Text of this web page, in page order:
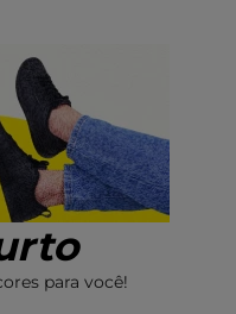
para você!
6º Tamanco
8º Kids
10º Salto Bloco